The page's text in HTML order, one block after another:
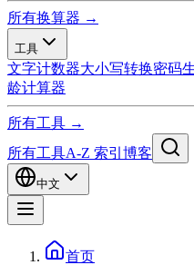
所有换算器 →
工具
文字计数器大小写转换密码
龄计算器
所有工具 →
所有工具A-Z 索引 博客
中文
首页